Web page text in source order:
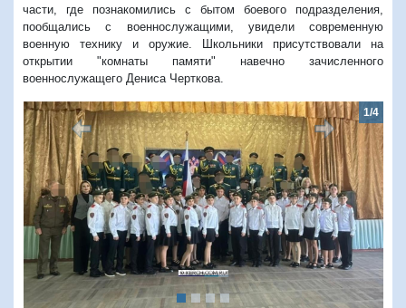
части, где познакомились с бытом боевого подразделения,
пообщались с военнослужащими, увидели современную
военную технику и оружие. Школьники присутствовали на
открытии "комнаты памяти" навечно зачисленного
военнослужащего Дениса Черткова.
1/4
Предыдущий